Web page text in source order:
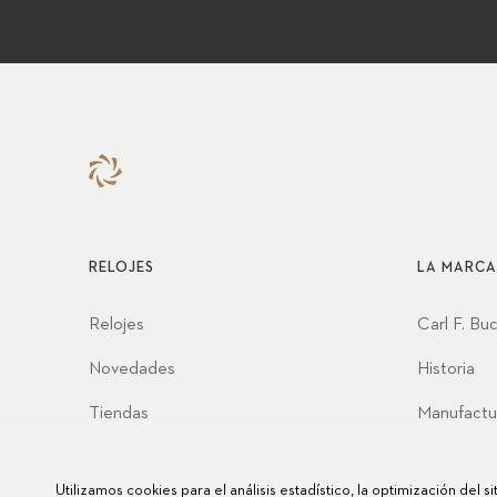
RELOJES
Relojes
Novedades
Tiendas
LA MARCA
Carl F.
Historia
Utilizamos cookies para el análisis estadístico, la optimización del